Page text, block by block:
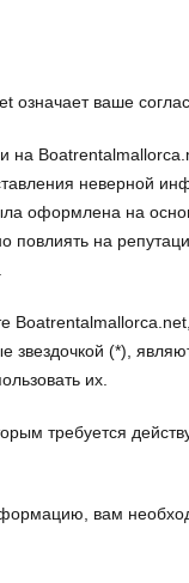
означает ваше
неверной
оформлена на
повлиять на
звездочкой (*),
их.
требуется
вам